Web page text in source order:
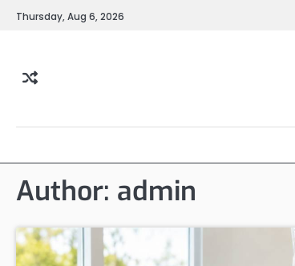
SkipThursday, Aug 6, 2026
Author: admin